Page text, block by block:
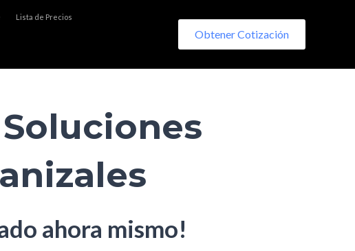
Lista de Precios
Obtener Cotización
ahora mismo!